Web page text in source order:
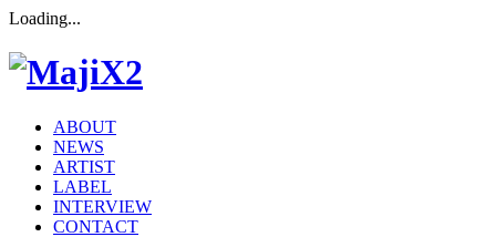
Loading...
ABOUT
NEWS
ARTIST
LABEL
INTERVIEW
CONTACT